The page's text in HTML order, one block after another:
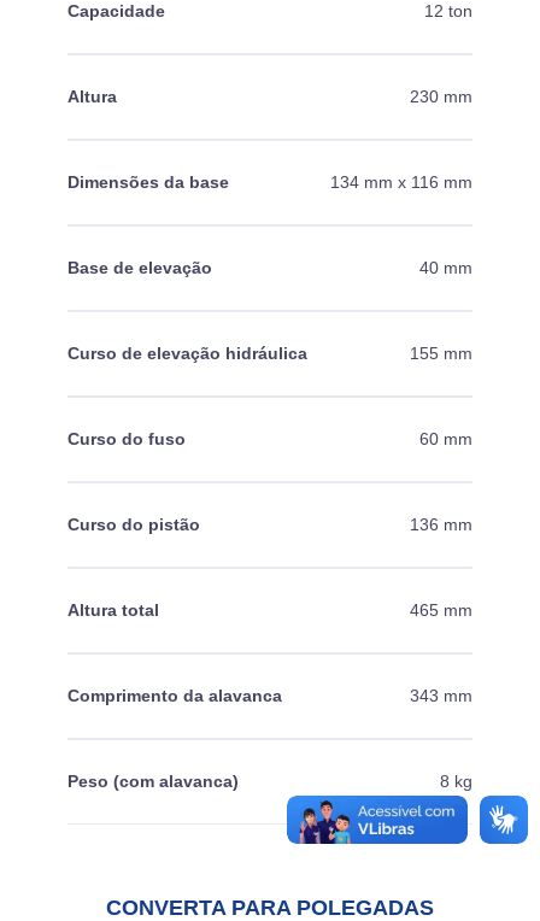
Capacidade 12 ton
Altura 230 mm
Dimensões da base 134 mm x 116 mm
Base de elevação 40 mm
Curso de elevação hidráulica 155 mm
Curso do fuso 60 mm
Curso do pistão 136 mm
Altura total 465 mm
Comprimento da alavanca 343 mm
Peso (com alavanca) 8 kg
CONVERTA PARA POLEGADAS